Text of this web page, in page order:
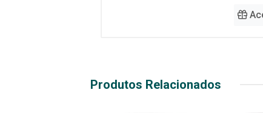
Produtos Relacionados